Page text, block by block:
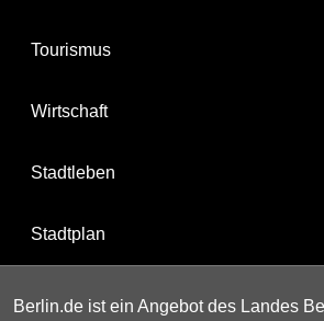
Tourismus
Wirtschaft
Stadtleben
Stadtplan
Berlin.de ist ein Angebot des Landes